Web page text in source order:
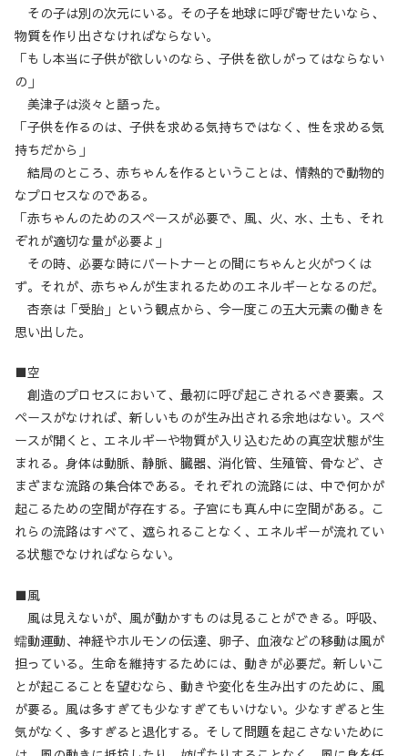
その子は別の次元にいる。その子を地球に呼び寄せたいなら、
物質を作り出さなければならない。
「もし本当に子供が欲しいのなら、子供を欲しがってはならない
の」
美津子は淡々と語った。
「子供を作るのは、子供を求める気持ちではなく、性を求める気
持ちだから」
結局のところ、赤ちゃんを作るということは、情熱的で動物的
なプロセスなのである。
「赤ちゃんのためのスペースが必要で、風、火、水、土も、それ
ぞれが適切な量が必要よ」
その時、必要な時にパートナーとの間にちゃんと火がつくは
ず。それが、赤ちゃんが生まれるためのエネルギーとなるのだ。
杏奈は「受胎」という観点から、今一度この五大元素の働きを
思い出した。
■空
創造のプロセスにおいて、最初に呼び起こされるべき要素。ス
ペースがなければ、新しいものが生み出される余地はない。スペ
ースが開くと、エネルギーや物質が入り込むための真空状態が生
まれる。身体は動脈、静脈、臓器、消化管、生殖管、骨など、さ
まざまな流路の集合体である。それぞれの流路には、中で何かが
起こるための空間が存在する。子宮にも真ん中に空間がある。こ
れらの流路はすべて、遮られることなく、エネルギーが流れてい
る状態でなければならない。
■風
風は見えないが、風が動かすものは見ることができる。呼吸、
蠕動運動、神経やホルモンの伝達、卵子、血液などの移動は風が
担っている。生命を維持するためには、動きが必要だ。新しいこ
とが起こることを望むなら、動きや変化を生み出すのために、風
が要る。風は多すぎても少なすぎてもいけない。少なすぎると生
気がなく、多すぎると退化する。そして問題を起こさないために